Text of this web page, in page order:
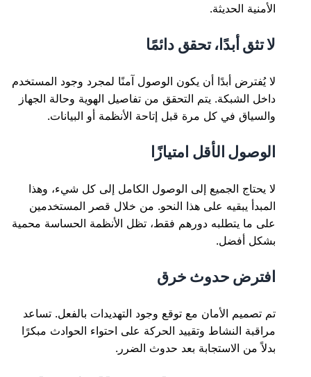
الأمنية الحديثة.
لا تثق أبدًا، تحقق دائمًا
لا يُفترض أبدًا أن يكون الوصول آمنًا لمجرد وجود المستخدم
داخل الشبكة. يتم التحقق من تفاصيل الهوية وحالة الجهاز
والسياق في كل مرة قبل إتاحة الأنظمة أو البيانات.
الوصول الأقل امتيازًا
لا يحتاج الجميع إلى الوصول الكامل إلى كل شيء، وهذا
المبدأ يبقيه على هذا النحو. من خلال قصر المستخدمين
على ما يتطلبه دورهم فقط، تظل الأنظمة الحساسة محمية
بشكل أفضل.
افترض حدوث خرق
تم تصميم الأمان مع توقع وجود التهديدات بالفعل. تساعد
مراقبة النشاط وتقييد الحركة على احتواء الحوادث مبكرًا
بدلاً من الاستجابة بعد حدوث الضرر.